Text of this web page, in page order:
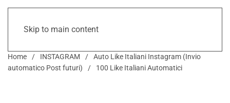
Skip to main content
Home INSTAGRAM
Auto Like Italiani Instagram (Invio
automatico Post futuri)
100 Like Italiani Automatici